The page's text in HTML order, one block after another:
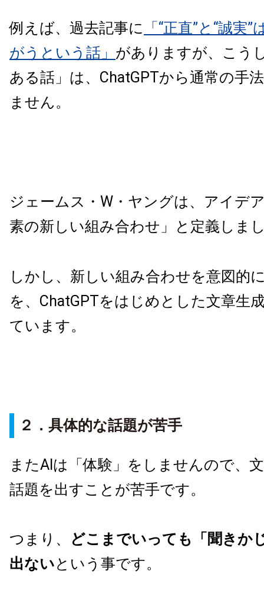
例えば、過去記事に 「“正直”と“誠実
がうという話」 がありますが、こう
ある話」は、ChatGPTから通常の手
ません。
ジェームス・W・ヤングは、アイデ
素の新しい組み合わせ」と定義しま
しかし、新しい組み合わせを意図的
を、ChatGPTをはじめとした文章生
ています。
２．具体的な話題が苦手
またAIは「体験」をしませんので、
話題を出すことが苦手です。
つまり、
どこまでいっても「聞きか
出ないという事です。